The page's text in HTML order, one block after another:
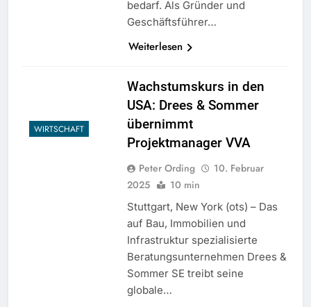
bedarf. Als Gründer und
Geschäftsführer…
Weiterlesen
WIRTSCHAFT
Wachstumskurs in den
USA: Drees & Sommer
übernimmt
Projektmanager VVA
Peter Ording
10. Februar
2025
10 min
Stuttgart, New York (ots) – Das
auf Bau, Immobilien und
Infrastruktur spezialisierte
Beratungsunternehmen Drees &
Sommer SE treibt seine
globale…